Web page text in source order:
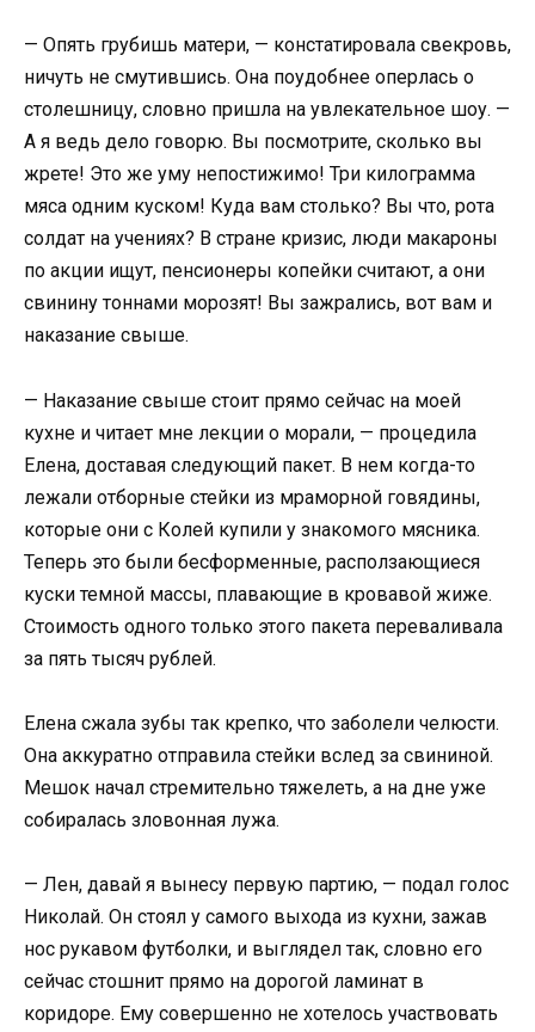
— Опять грубишь матери, — констатировала свекровь,
ничуть не смутившись. Она поудобнее оперлась о
столешницу, словно пришла на увлекательное шоу. —
А я ведь дело говорю. Вы посмотрите, сколько вы
жрете! Это же уму непостижимо! Три килограмма
мяса одним куском! Куда вам столько? Вы что, рота
солдат на учениях? В стране кризис, люди макароны
по акции ищут, пенсионеры копейки считают, а они
свинину тоннами морозят! Вы зажрались, вот вам и
наказание свыше.
— Наказание свыше стоит прямо сейчас на моей
кухне и читает мне лекции о морали, — процедила
Елена, доставая следующий пакет. В нем когда-то
лежали отборные стейки из мраморной говядины,
которые они с Колей купили у знакомого мясника.
Теперь это были бесформенные, расползающиеся
куски темной массы, плавающие в кровавой жиже.
Стоимость одного только этого пакета переваливала
за пять тысяч рублей.
Елена сжала зубы так крепко, что заболели челюсти.
Она аккуратно отправила стейки вслед за свининой.
Мешок начал стремительно тяжелеть, а на дне уже
собиралась зловонная лужа.
— Лен, давай я вынесу первую партию, — подал голос
Николай. Он стоял у самого выхода из кухни, зажав
нос рукавом футболки, и выглядел так, словно его
сейчас стошнит прямо на дорогой ламинат в
коридоре. Ему совершенно не хотелось участвовать